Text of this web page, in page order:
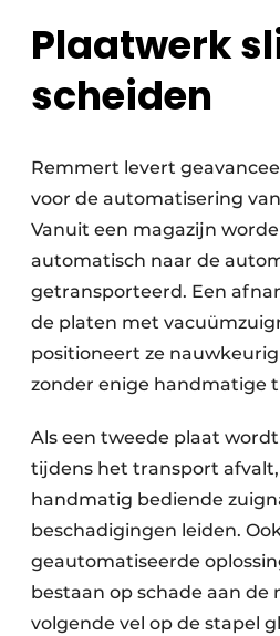
Plaatwerk
scheiden
Remmert levert
voor de automatisering
Vanuit een magazijn
automatisch naar de
getransporteerd. Een
de platen met
positioneert ze
zonder enige handmatige
Als een tweede plaat
tijdens het transport
handmatig bediende
beschadigingen leiden.
geautomatiseerde
bestaan op schade aan de
volgende vel op de stapel